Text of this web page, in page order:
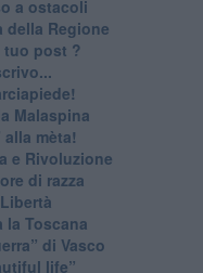
a ostacoli
della Regione
tuo post ?
Malaspina
mèta!
e Rivoluzione
di razza
la Toscana
di Vasco
life”